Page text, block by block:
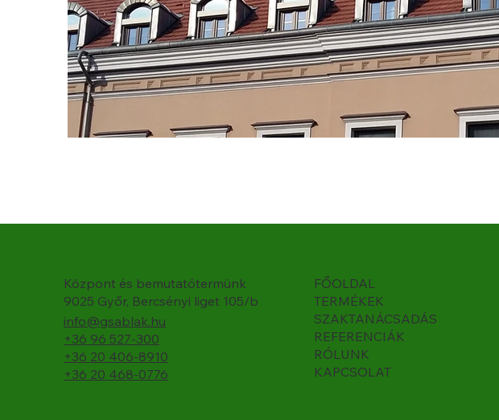
Központ és bemutatótermünk
9025 Győr, Bercsényi liget 105/b
info@gsablak.hu
+36 96 527-300
+36 20 406-8910
+36 20 468-0776
FŐOLDAL
TERMÉKEK
SZAKTANÁCSADÁS
REFERENCIÁK
RÓLUNK
KAPCSOLAT